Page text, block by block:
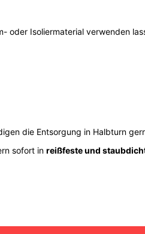
oder Isoliermaterial verwenden
die Entsorgung in Halbturn
sofort in reißfeste und